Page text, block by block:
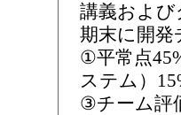
講義およ
期末に開発
①平常点
ステム）
③チーム評